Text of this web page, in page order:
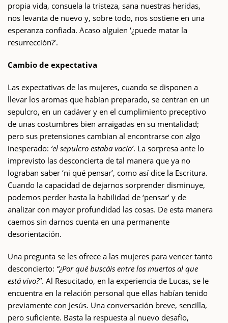
propia vida, consuela la tristeza, sana nuestras heridas,
nos levanta de nuevo y, sobre todo, nos sostiene en una
esperanza confiada. Acaso alguien ‘¿puede matar la
resurrección?’.
Cambio de expectativa
Las expectativas de las mujeres, cuando se disponen a
llevar los aromas que habían preparado, se centran en un
sepulcro, en un cadáver y en el cumplimiento preceptivo
de unas costumbres bien arraigadas en su mentalidad;
pero sus pretensiones cambian al encontrarse con algo
inesperado: ‘el sepulcro estaba vacío’. La sorpresa ante lo
imprevisto las desconcierta de tal manera que ya no
lograban saber ‘ni qué pensar’, como así dice la Escritura.
Cuando la capacidad de dejarnos sorprender disminuye,
podemos perder hasta la habilidad de ‘pensar’ y de
analizar con mayor profundidad las cosas. De esta manera
caemos sin darnos cuenta en una permanente
desorientación.
Una pregunta se les ofrece a las mujeres para vencer tanto
desconcierto: “¿Por qué buscáis entre los muertos al que
está vivo?”. Al Resucitado, en la experiencia de Lucas, se le
encuentra en la relación personal que ellas habían tenido
previamente con Jesús. Una conversación breve, sencilla,
pero suficiente. Basta la respuesta al nuevo desafío,